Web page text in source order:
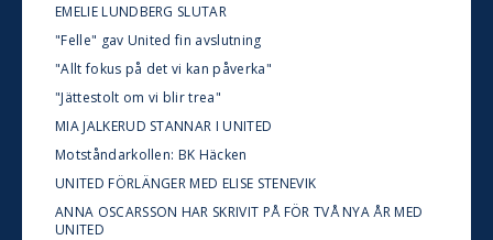
EMELIE LUNDBERG SLUTAR
"Felle" gav United fin avslutning
"Allt fokus på det vi kan påverka"
"Jättestolt om vi blir trea"
MIA JALKERUD STANNAR I UNITED
Motståndarkollen: BK Häcken
UNITED FÖRLÄNGER MED ELISE STENEVIK
ANNA OSCARSSON HAR SKRIVIT PÅ FÖR TVÅ NYA ÅR MED
UNITED